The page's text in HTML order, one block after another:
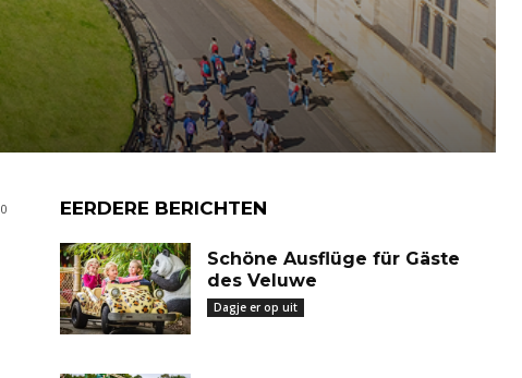
0 EERDERE BERICHTEN
Schöne Ausflüge für Gäste
des Veluwe
Dagje er op uit